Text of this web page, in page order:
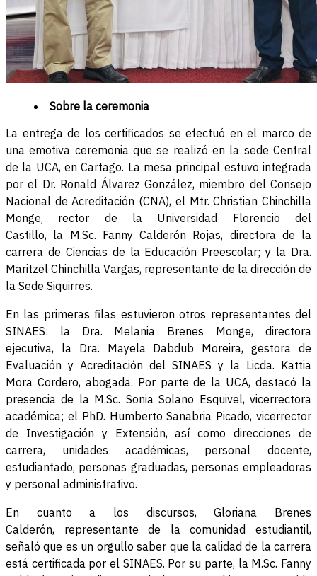
Sobre la ceremonia
La entrega de los certificados se efectuó en el marco de
una emotiva ceremonia que se realizó en la sede Central
de la UCA, en Cartago. La mesa principal estuvo integrada
por el Dr. Ronald Álvarez González, miembro del Consejo
Nacional de Acreditación (CNA), el Mtr. Christian Chinchilla
Monge, rector de la Universidad Florencio del
Castillo, la M.Sc. Fanny Calderón Rojas, directora de la
carrera de Ciencias de la Educación Preescolar; y la Dra.
Maritzel Chinchilla Vargas, representante de la dirección de
la Sede Siquirres.
En las primeras filas estuvieron otros representantes del
SINAES: la Dra. Melania Brenes Monge, directora
ejecutiva, la Dra. Mayela Dabdub Moreira, gestora de
Evaluación y Acreditación del SINAES y la Licda. Kattia
Mora Cordero, abogada. Por parte de la UCA, destacó la
presencia de la M.Sc. Sonia Solano Esquivel, vicerrectora
académica; el PhD. Humberto Sanabria Picado, vicerrector
de Investigación y Extensión, así como direcciones de
carrera, unidades académicas, personal docente,
estudiantado, personas graduadas, personas empleadoras
y personal administrativo.
En cuanto a los discursos, Gloriana Brenes
Calderón, representante de la comunidad estudiantil,
señaló que es un orgullo saber que la calidad de la carrera
está certificada por el SINAES. Por su parte, la M.Sc. Fanny